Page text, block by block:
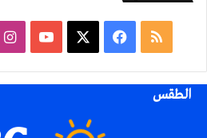
ملخص
الموقع
فيسبوك
الطقس